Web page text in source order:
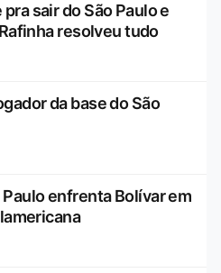
sair do São Paulo e
resolveu tudo
da base do São
Paulo enfrenta Bolívar em